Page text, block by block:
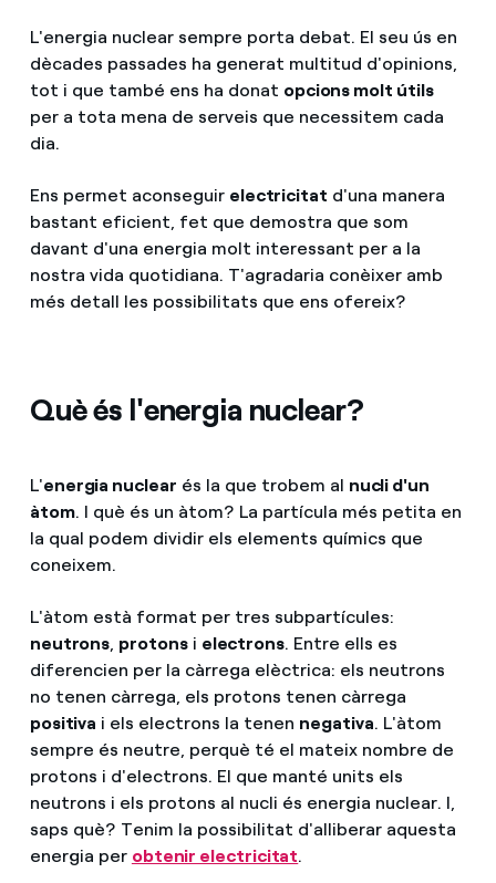
L'energia nuclear sempre porta debat. El seu ús en
dècades passades ha generat multitud d'opinions,
tot i que també ens ha donat opcions molt útils
per a tota mena de serveis que necessitem cada
dia.
Ens permet aconseguir electricitat d'una manera
bastant eficient, fet que demostra que som
davant d'una energia molt interessant per a la
nostra vida quotidiana. T'agradaria conèixer amb
més detall les possibilitats que ens ofereix?
Què és l'energia nuclear?
L'energia nuclear és la que trobem al nucli d'un
àtom. I què és un àtom? La partícula més petita en
la qual podem dividir els elements químics que
coneixem.
L'àtom està format per tres subpartícules:
neutrons, protonsi electrons. Entre ells es
diferencien per la càrrega elèctrica: els neutrons
no tenen càrrega, els protons tenen càrrega
positiva i els electrons la tenen negativa. L'àtom
sempre és neutre, perquè té el mateix nombre de
protons i d'electrons. El que manté units els
neutrons i els protons al nucli és energia nuclear. I,
saps què? Tenim la possibilitat d'alliberar aquesta
energia per obtenir electricitat.